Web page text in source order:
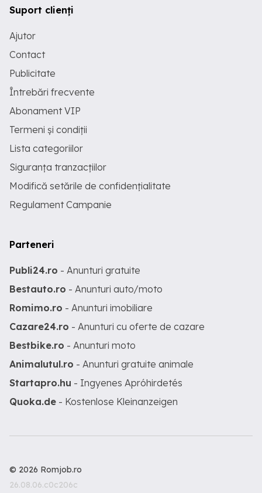
Suport clienți
Ajutor
Contact
Publicitate
Întrebări frecvente
Abonament VIP
Termeni și condiții
Lista categoriilor
Siguranța tranzacțiilor
Modifică setările de confidențialitate
Regulament Campanie
Parteneri
Publi24.ro - Anunturi gratuite
Bestauto.ro - Anunturi auto/moto
Romimo.ro - Anunturi imobiliare
Cazare24.ro - Anunturi cu oferte de cazare
Bestbike.ro - Anunturi moto
Animalutul.ro - Anunturi gratuite animale
Startapro.hu - Ingyenes Apróhirdetés
Quoka.de - Kostenlose Kleinanzeigen
© 2026 Romjob.ro
26.08.06.c0c206c